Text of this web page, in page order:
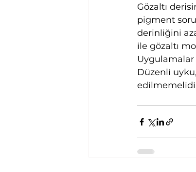
Gözaltı
pigment
derinliğini
ile gözaltı
Uygulamalar
Düzenli